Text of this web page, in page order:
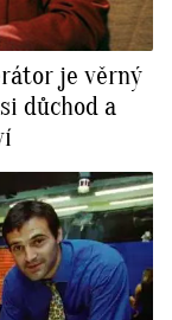
je věrný
důchod a